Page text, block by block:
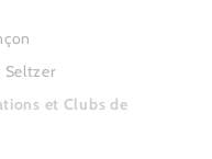
Seltzer
et Clubs de